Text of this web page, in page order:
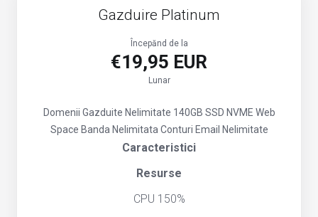
Gazduire Platinum
Începănd de la
€19,95 EUR
Lunar
Caracteristici
Resurse
CPU 150%
Domenii Gazduite Nelimitate 140GB SSD NVME Web
Space Banda Nelimitata Conturi Email Nelimitate